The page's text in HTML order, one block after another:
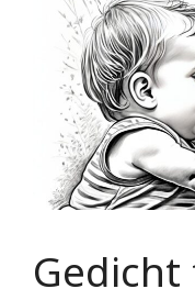
Gedicht